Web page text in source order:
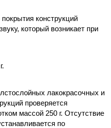
конструкций
который возникает при
лакокрасочных и
проверяется
массой 250 г. Отсутствие
по